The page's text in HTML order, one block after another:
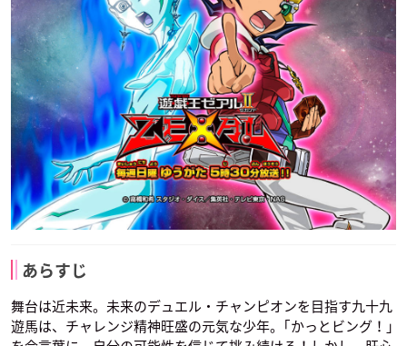
あらすじ
舞台は近未来。未来のデュエル・チャンピオンを目指す九十九
遊馬は、チャレンジ精神旺盛の元気な少年。｢かっとビング！｣